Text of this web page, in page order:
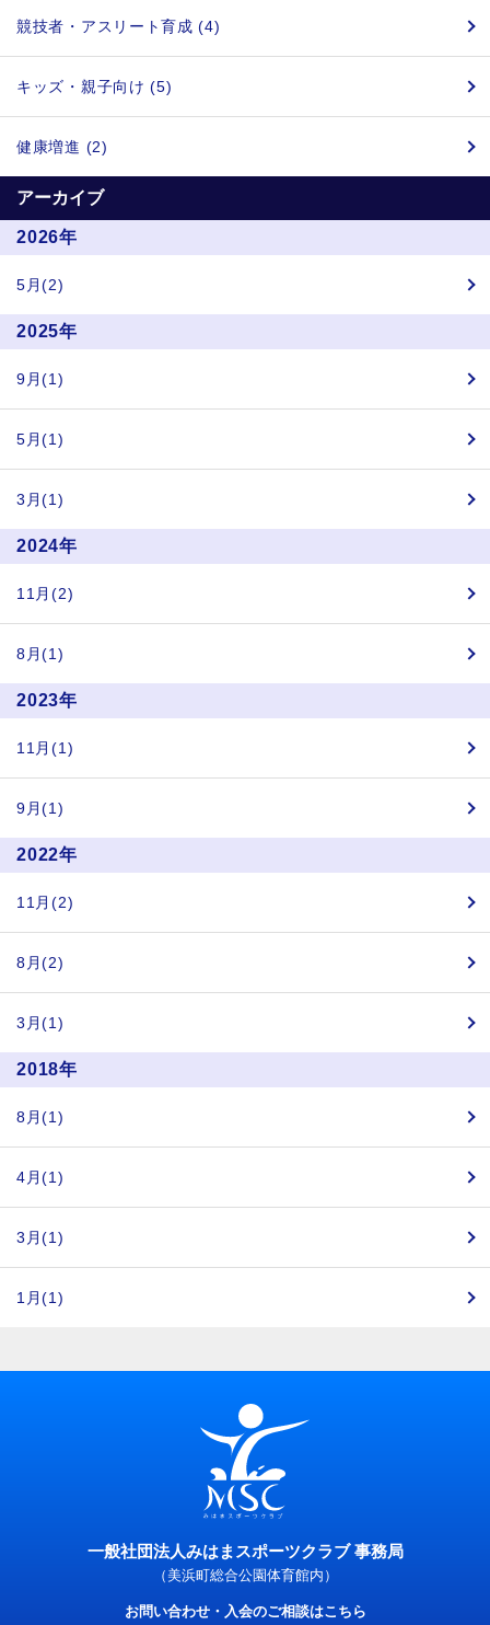
競技者・アスリート育成 (4)
キッズ・親子向け (5)
健康増進 (2)
アーカイブ
2026年
5月(2)
2025年
9月(1)
5月(1)
3月(1)
2024年
11月(2)
8月(1)
2023年
11月(1)
9月(1)
2022年
11月(2)
8月(2)
3月(1)
2018年
8月(1)
4月(1)
3月(1)
1月(1)
一般社団法人みはまスポーツクラブ 事務局
（美浜町総合公園体育館内）
お問い合わせ・入会のご相談はこちら